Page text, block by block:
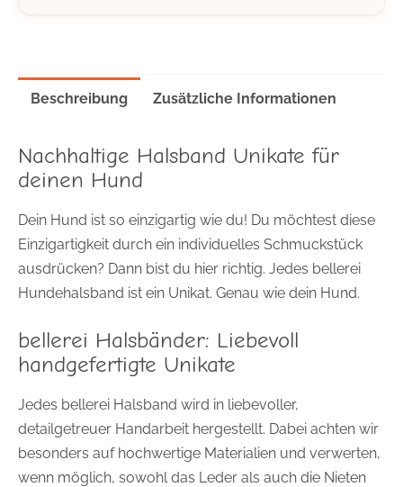
Beschreibung Zusätzliche Informationen
Nachhaltige Halsband Unikate für
deinen Hund
Dein Hund ist so einzigartig wie du! Du möchtest diese
Einzigartigkeit durch ein individuelles Schmuckstück
ausdrücken? Dann bist du hier richtig. Jedes bellerei
Hundehalsband ist ein Unikat. Genau wie dein Hund.
bellerei Halsbänder: Liebevoll
handgefertigte Unikate
Jedes bellerei Halsband wird in liebevoller,
detailgetreuer Handarbeit hergestellt. Dabei achten wir
besonders auf hochwertige Materialien und verwerten,
wenn möglich, sowohl das Leder als auch die Nieten